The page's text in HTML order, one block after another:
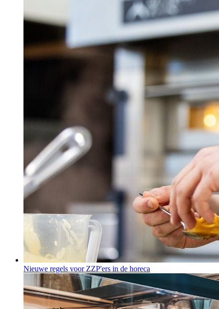
Nieuwe regels voor ZZP'ers in de horeca